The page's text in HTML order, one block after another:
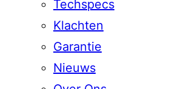
Techspecs
Klachten
Garantie
Nieuws